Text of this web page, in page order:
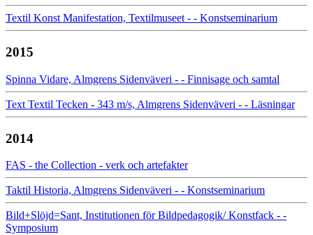
Textil Konst Manifestation, Textilmuseet - - Konstseminarium
2015
Spinna Vidare, Almgrens Sidenväveri - - Finnisage och samtal
Text Textil Tecken - 343 m/s, Almgrens Sidenväveri - - Läsningar
2014
FAS - the Collection - verk och artefakter
Taktil Historia, Almgrens Sidenväveri - - Konstseminarium
Bild+Slöjd=Sant, Institutionen för Bildpedagogik/ Konstfack - -
Symposium